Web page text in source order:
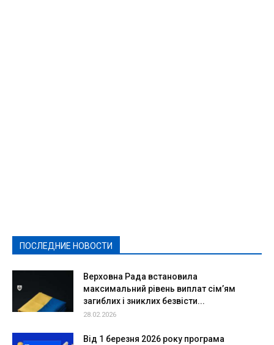
ПОСЛЕДНИЕ НОВОСТИ
Верховна Рада встановила
максимальний рівень виплат сім’ям
загиблих і зниклих безвісти...
28.02.2026
Від 1 березня 2026 року програма